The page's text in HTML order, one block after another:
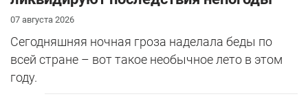
07 августа 2026
Сегодняшняя ночная гроза наделала беды по
всей стране – вот такое необычное лето в этом
году.